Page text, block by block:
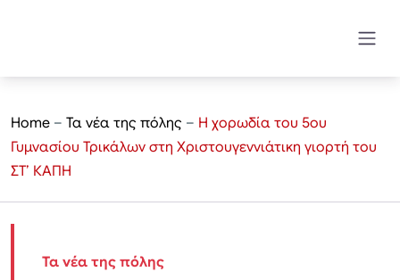
Home – Τα νέα της πόλης – Η χορωδία του 5ου
Γυμνασίου Τρικάλων στη Χριστουγεννιάτικη γιορτή του
ΣΤ’ ΚΑΠΗ
Τα νέα της πόλης